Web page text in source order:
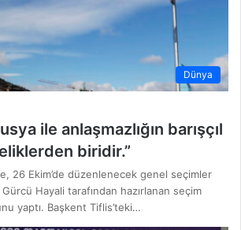
Dünya
ile anlaşmazlığın barışçıl
biridir.”
26 Ekim’de düzenlenecek genel seçimler
Hayali tarafından hazırlanan seçim
yaptı. Başkent Tiflis’teki…